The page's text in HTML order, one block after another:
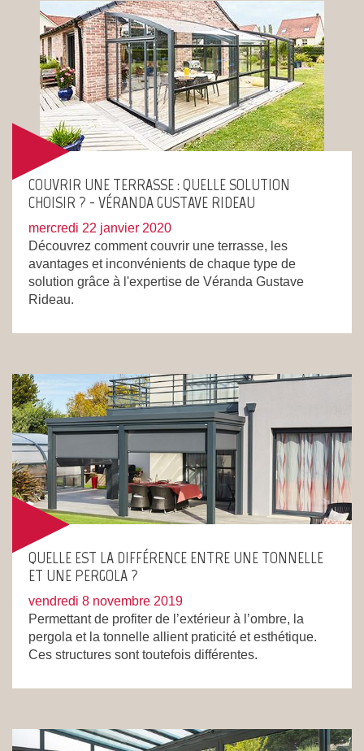
COUVRIR UNE TERRASSE : QUELLE SOLUTION
CHOISIR ? - VÉRANDA GUSTAVE RIDEAU
mercredi 22 janvier 2020
Découvrez comment couvrir une terrasse, les
avantages et inconvénients de chaque type de
solution grâce à l'expertise de Véranda Gustave
Rideau.
QUELLE EST LA DIFFÉRENCE ENTRE UNE TONNELLE
ET UNE PERGOLA ?
vendredi 8 novembre 2019
Permettant de profiter de l’extérieur à l’ombre, la
pergola et la tonnelle allient praticité et esthétique.
Ces structures sont toutefois différentes.